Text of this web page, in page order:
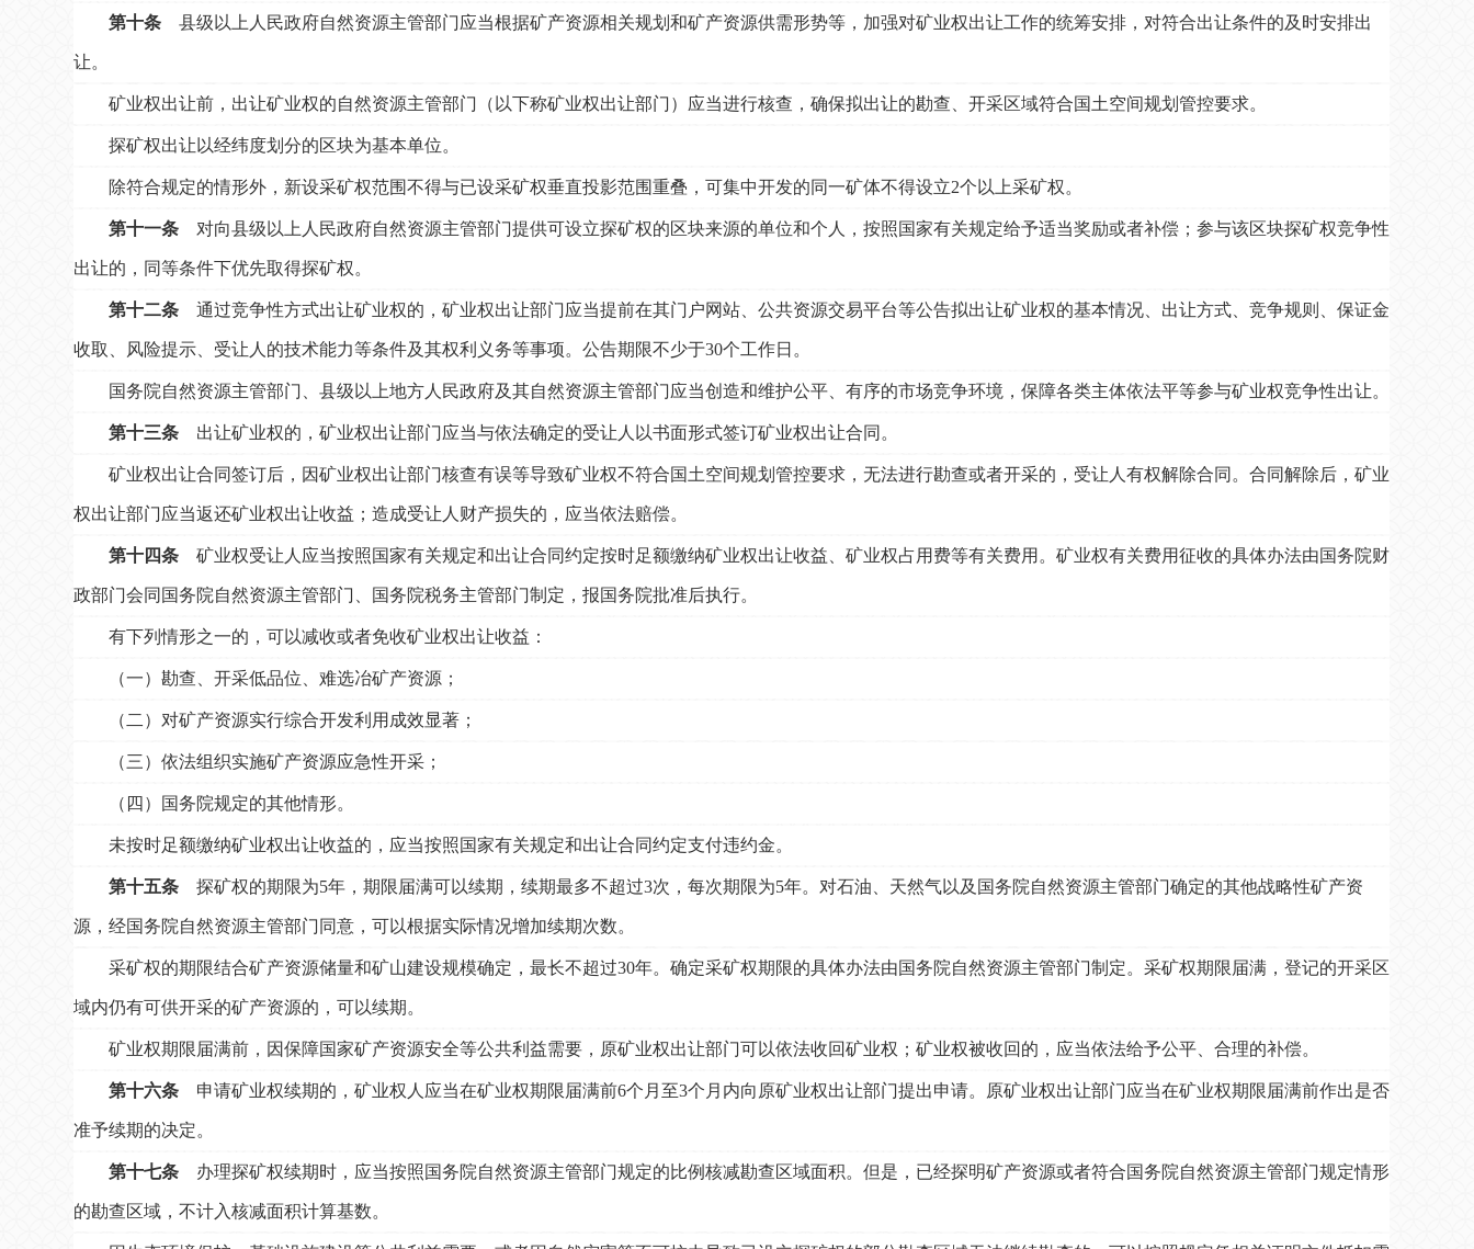
第十条 县级以上人民政府自然资源主管部门应当根据矿产资源相关规划和矿产资源供需形势等，加强对矿业权出让工作的统筹安排，对符合出让条件的及时安排出
让。
矿业权出让前，出让矿业权的自然资源主管部门（以下称矿业权出让部门）应当进行核查，确保拟出让的勘查、开采区域符合国土空间规划管控要求。
探矿权出让以经纬度划分的区块为基本单位。
除符合规定的情形外，新设采矿权范围不得与已设采矿权垂直投影范围重叠，可集中开发的同一矿体不得设立2个以上采矿权。
第十一条 对向县级以上人民政府自然资源主管部门提供可设立探矿权的区块来源的单位和个人，按照国家有关规定给予适当奖励或者补偿；参与该区块探矿权竞争性
出让的，同等条件下优先取得探矿权。
第十二条 通过竞争性方式出让矿业权的，矿业权出让部门应当提前在其门户网站、公共资源交易平台等公告拟出让矿业权的基本情况、出让方式、竞争规则、保证金
收取、风险提示、受让人的技术能力等条件及其权利义务等事项。公告期限不少于30个工作日。
国务院自然资源主管部门、县级以上地方人民政府及其自然资源主管部门应当创造和维护公平、有序的市场竞争环境，保障各类主体依法平等参与矿业权竞争性出让。
第十三条 出让矿业权的，矿业权出让部门应当与依法确定的受让人以书面形式签订矿业权出让合同。
矿业权出让合同签订后，因矿业权出让部门核查有误等导致矿业权不符合国土空间规划管控要求，无法进行勘查或者开采的，受让人有权解除合同。合同解除后，矿业
权出让部门应当返还矿业权出让收益；造成受让人财产损失的，应当依法赔偿。
第十四条 矿业权受让人应当按照国家有关规定和出让合同约定按时足额缴纳矿业权出让收益、矿业权占用费等有关费用。矿业权有关费用征收的具体办法由国务院财
政部门会同国务院自然资源主管部门、国务院税务主管部门制定，报国务院批准后执行。
有下列情形之一的，可以减收或者免收矿业权出让收益：
（一）勘查、开采低品位、难选冶矿产资源；
（二）对矿产资源实行综合开发利用成效显著；
（三）依法组织实施矿产资源应急性开采；
（四）国务院规定的其他情形。
未按时足额缴纳矿业权出让收益的，应当按照国家有关规定和出让合同约定支付违约金。
第十五条 探矿权的期限为5年，期限届满可以续期，续期最多不超过3次，每次期限为5年。对石油、天然气以及国务院自然资源主管部门确定的其他战略性矿产资
源，经国务院自然资源主管部门同意，可以根据实际情况增加续期次数。
采矿权的期限结合矿产资源储量和矿山建设规模确定，最长不超过30年。确定采矿权期限的具体办法由国务院自然资源主管部门制定。采矿权期限届满，登记的开采区
域内仍有可供开采的矿产资源的，可以续期。
矿业权期限届满前，因保障国家矿产资源安全等公共利益需要，原矿业权出让部门可以依法收回矿业权；矿业权被收回的，应当依法给予公平、合理的补偿。
第十六条 申请矿业权续期的，矿业权人应当在矿业权期限届满前6个月至3个月内向原矿业权出让部门提出申请。原矿业权出让部门应当在矿业权期限届满前作出是否
准予续期的决定。
第十七条 办理探矿权续期时，应当按照国务院自然资源主管部门规定的比例核减勘查区域面积。但是，已经探明矿产资源或者符合国务院自然资源主管部门规定情形
的勘查区域，不计入核减面积计算基数。